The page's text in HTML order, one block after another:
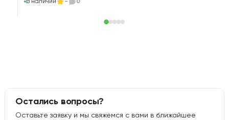
В наличии - 0
Остались вопросы?
Оставьте заявку и мы свяжемся с вами в ближайшее